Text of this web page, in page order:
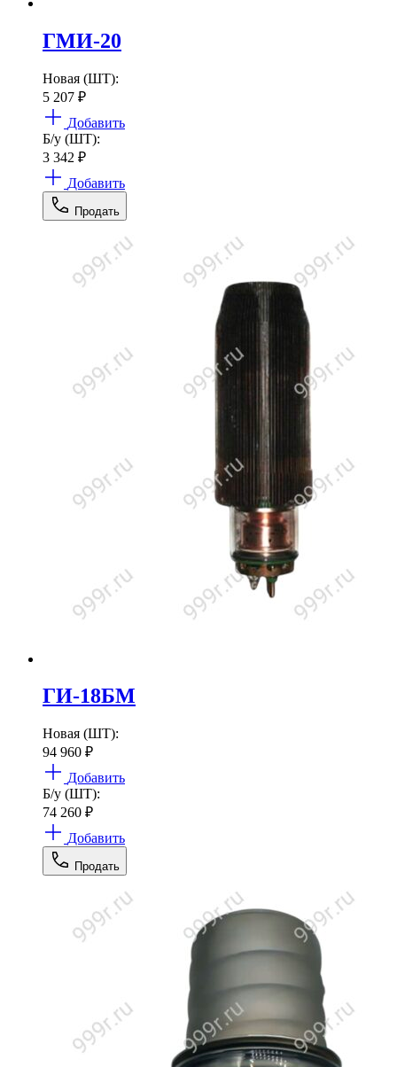
ГМИ-20
Новая (ШТ):
5 207 ₽
Добавить
Б/у (ШТ):
3 342 ₽
Добавить
Продать
ГИ-18БМ
Новая (ШТ):
94 960 ₽
Добавить
Б/у (ШТ):
74 260 ₽
Добавить
Продать